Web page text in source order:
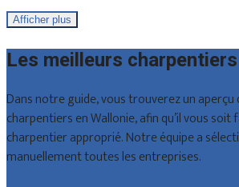
Afficher plus
Les meilleurs
Dans notre guide, vous trouverez un aperçu
charpentiers en Wallonie, afin qu’il vous
charpentier approprié. Notre équipe a
manuellement toutes les entreprises.